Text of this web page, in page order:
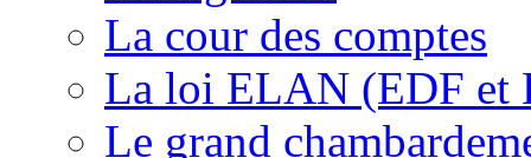
La cour des comptes
La loi ELAN (EDF et
Le grand